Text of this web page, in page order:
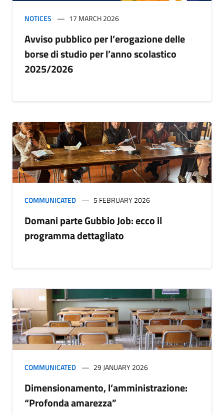
NOTICES 17 MARCH 2026
Avviso pubblico per l’erogazione delle
borse di studio per l’anno scolastico
2025/2026
COMMUNICATED 5 FEBRUARY 2026
Domani parte Gubbio Job: ecco il
programma dettagliato
COMMUNICATED 29 JANUARY 2026
Dimensionamento, l’amministrazione:
“Profonda amarezza”